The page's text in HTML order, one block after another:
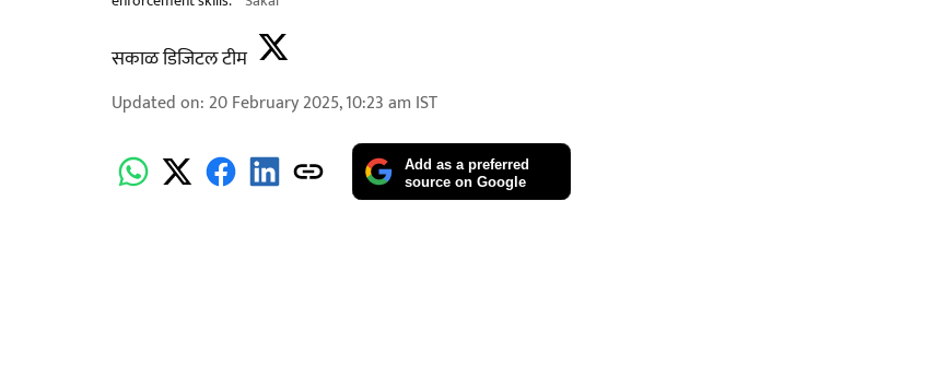
सकाळ डिजिटल टीम
Updated on: 20 February 2025, 10:23 am IST
Add as a preferred
source on Google